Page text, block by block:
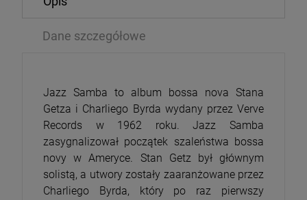
Dane szczegółowe
Jazz Samba to album bossa nova Stana
Getza i Charliego Byrda wydany przez Verve
Records w 1962 roku. Jazz Samba
zasygnalizował początek szaleństwa bossa
novy w Ameryce. Stan Getz był głównym
solistą, a utwory zostały zaaranżowane przez
Charliego Byrda, który po raz pierwszy